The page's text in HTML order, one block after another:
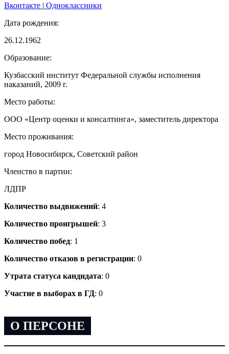
Вконтакте | Одноклассники
Дата рождения:
26.12.1962
Образование:
Кузбасский институт Федеральной службы исполнения
наказаний, 2009 г.
Место работы:
ООО «Центр оценки и консалтинга», заместитель директора
Место проживания:
город Новосибирск, Советский район
Членство в партии:
ЛДПР
Количество выдвижений: 4
Количество проигрышей: 3
Количество побед: 1
Количество отказов в регистрации: 0
Утрата статуса кандидата: 0
Участие в выборах в ГД: 0
О ПЕРСОНЕ